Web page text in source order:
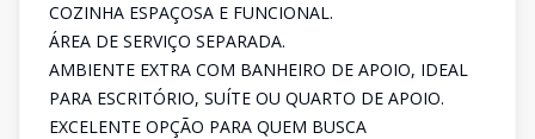
COZINHA ESPAÇOSA E FUNCIONAL.
ÁREA DE SERVIÇO SEPARADA.
AMBIENTE EXTRA COM BANHEIRO DE APOIO, IDEAL
PARA ESCRITÓRIO, SUÍTE OU QUARTO DE APOIO.
EXCELENTE OPÇÃO PARA QUEM BUSCA